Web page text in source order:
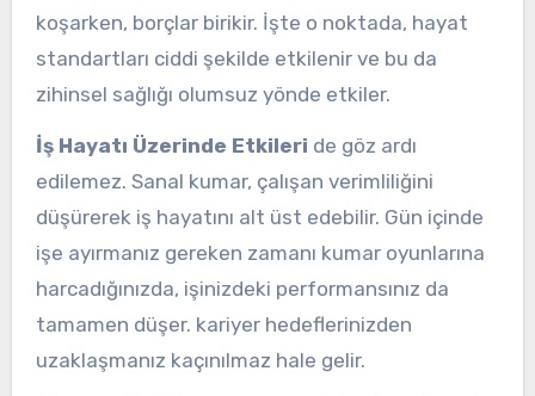
koşarken, borçlar birikir. İşte o noktada, hayat
standartları ciddi şekilde etkilenir ve bu da
zihinsel sağlığı olumsuz yönde etkiler.
İş Hayatı Üzerinde Etkileri de göz ardı
edilemez. Sanal kumar, çalışan verimliliğini
düşürerek iş hayatını alt üst edebilir. Gün içinde
işe ayırmanız gereken zamanı kumar oyunlarına
harcadığınızda, işinizdeki performansınız da
tamamen düşer. kariyer hedeflerinizden
uzaklaşmanız kaçınılmaz hale gelir.